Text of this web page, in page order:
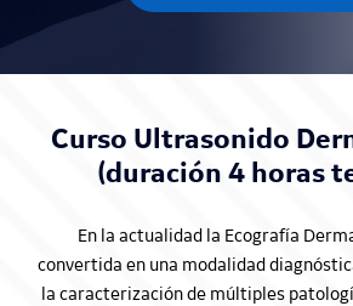
Curso Ultrasonido
(duración 4 horas
En la actualidad la Ecografía
convertida en una modalidad
la caracterización de múltiples